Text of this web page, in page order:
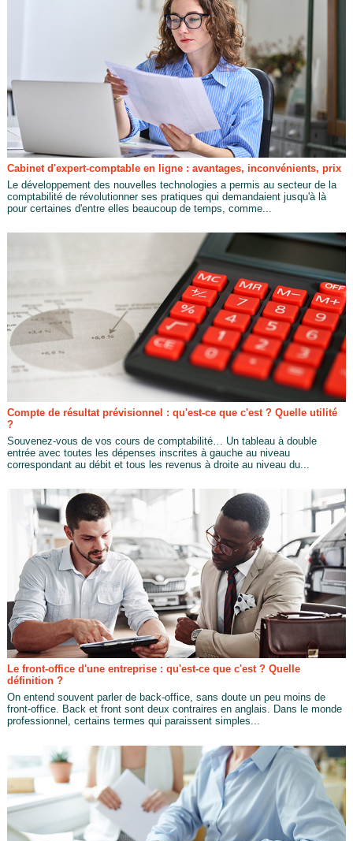
Cabinet d'expert-comptable en ligne : avantages, inconvénients, prix
Le développement des nouvelles technologies a permis au secteur de la
comptabilité de révolutionner ses pratiques qui demandaient jusqu'à là
pour certaines d'entre elles beaucoup de temps, comme...
Compte de résultat prévisionnel : qu'est-ce que c'est ? Quelle utilité
?
Souvenez-vous de vos cours de comptabilité… Un tableau à double
entrée avec toutes les dépenses inscrites à gauche au niveau
correspondant au débit et tous les revenus à droite au niveau du...
Le front-office d'une entreprise : qu'est-ce que c'est ? Quelle
définition ?
On entend souvent parler de back-office, sans doute un peu moins de
front-office. Back et front sont deux contraires en anglais. Dans le monde
professionnel, certains termes qui paraissent simples...